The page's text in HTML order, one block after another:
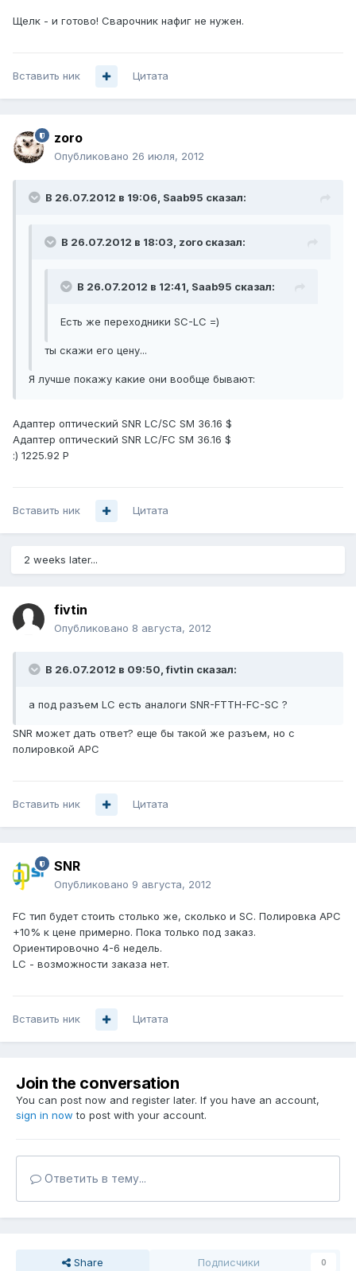
Щелк - и готово! Сварочник нафиг не нужен.
Вставить ник Цитата
zoro
Опубликовано 26 июля, 2012
В 26.07.2012 в 19:06, Saab95 сказал:
В 26.07.2012 в 18:03, zoro сказал:
В 26.07.2012 в 12:41, Saab95 сказал:
Есть же переходники SC-LC =)
ты скажи его цену...
Я лучше покажу какие они вообще бывают:
Адаптер оптический SNR LC/SC SM 36.16 $
Адаптер оптический SNR LC/FC SM 36.16 $
:) 1225.92 P
Вставить ник Цитата
2 weeks later...
fivtin
Опубликовано 8 августа, 2012
В 26.07.2012 в 09:50, fivtin сказал:
а под разъем LC есть аналоги SNR-FTTH-FC-SC ?
SNR может дать ответ? еще бы такой же разъем, но с
полировкой APC
Вставить ник Цитата
SNR
Опубликовано 9 августа, 2012
FC тип будет стоить столько же, сколько и SC. Полировка APC
+10% к цене примерно. Пока только под заказ.
Ориентировочно 4-6 недель.
LC - возможности заказа нет.
Вставить ник Цитата
Join the conversation
You can post now and register later. If you have an account,
sign in now to post with your account.
Ответить в тему...
Share Подписчики 0